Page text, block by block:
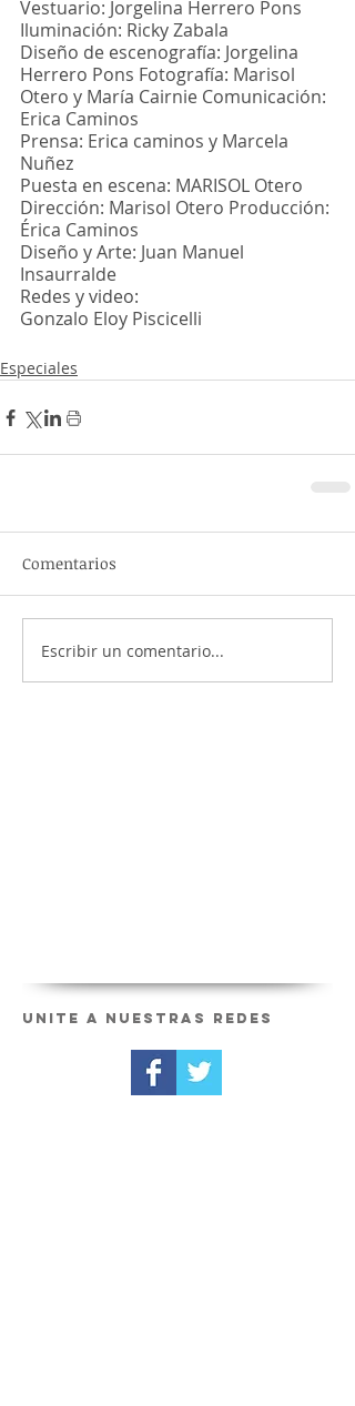
Vestuario: Jorgelina Herrero Pons
Iluminación: Ricky Zabala
Diseño de escenografía: Jorgelina
Herrero Pons Fotografía: Marisol
Otero y María Cairnie Comunicación:
Erica Caminos
Prensa: Erica caminos y Marcela
Nuñez
Puesta en escena: MARISOL Otero
Dirección: Marisol Otero Producción:
Érica Caminos
Diseño y Arte: Juan Manuel
Insaurralde
Redes y video:
Gonzalo Eloy Piscicelli
Especiales
Comentarios
Escribir un comentario...
Unite a nuestras redes